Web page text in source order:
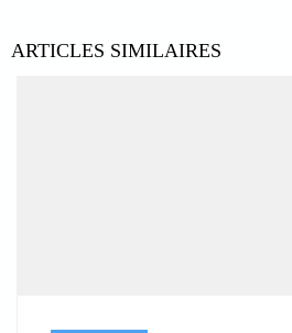
ARTICLES SIMILAIRES